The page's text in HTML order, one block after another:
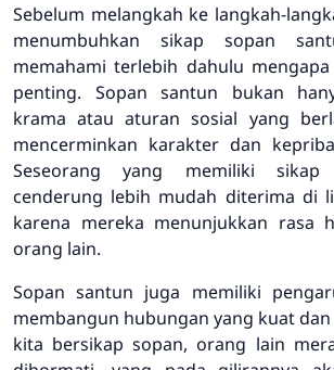
Sebelum melangkah ke langkah-
menumbuhkan sikap sopan
memahami terlebih dahulu
penting. Sopan santun bukan
krama atau aturan sosial yang
mencerminkan karakter dan
Seseorang yang memiliki
cenderung lebih mudah diterima di
karena mereka menunjukkan rasa
orang lain.
Sopan santun juga memiliki
membangun hubungan yang kuat
kita bersikap sopan, orang lain